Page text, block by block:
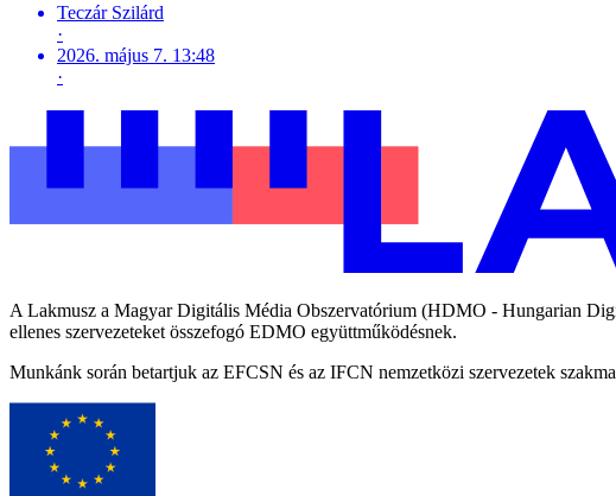
Teczár Szilárd
·
2026. május 7. 13:48
·
A Lakmusz a Magyar Digitális Média Obszervatórium (HDMO - Hungarian
ellenes szervezeteket összefogó EDMO együttműködésnek.
Munkánk során betartjuk az EFCSN és az IFCN nemzetközi szervezetek